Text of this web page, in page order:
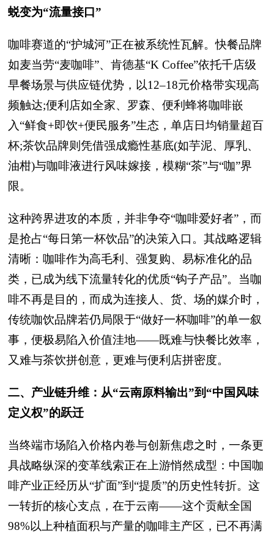
蜕变为“流量接口”
咖啡赛道的“护城河”正在被系统性瓦解。快餐品牌
如麦当劳“麦咖啡”、肯德基“K Coffee”依托千店级
早餐场景与供应链优势，以12–18元价格带实现高
频触达;便利店如全家、罗森、便利蜂将咖啡嵌
入“鲜食+即饮+便民服务”生态，单店日均销量超百
杯;茶饮品牌则凭借强成瘾性基底(如芋泥、厚乳、
油柑)与咖啡液进行风味嫁接，模糊“茶”与“咖”界
限。
这种跨界进攻的本质，并非争夺“咖啡爱好者”，而
是抢占“每日第一杯饮品”的决策入口。其战略逻辑
清晰：咖啡作为高毛利、强复购、易标准化的品
类，已成为线下流量转化的优质“钩子产品”。当咖
啡不再是目的，而成为连接人、货、场的媒介时，
传统咖饮品牌若仍局限于“做好一杯咖啡”的单一叙
事，便极易陷入价值洼地——既难与快餐比效率，
又难与茶饮拼创意，更难与便利店拼密度。
二、产业链升维：从“云南原料输出”到“中国风味
定义权”的跃迁
当终端市场陷入价格内卷与创新焦虑之时，一条更
具战略纵深的变革线索正在上游悄然成型：中国咖
啡产业正经历从“扩面”到“提质”的历史性转折。这
一转折的核心支点，在于云南——这个贡献全国
98%以上种植面积与产量的咖啡主产区，已不再满